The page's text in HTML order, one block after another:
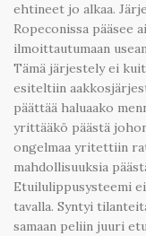
ehtineet jo alkaa.
Ropeconissa pääsee
ilmoittautumaan
Tämä järjestely ei
esiteltiin
päättää haluaako
yrittääkö päästä
ongelmaa yritettiin
mahdollisuuksia
Etuilulippusysteemi
tavalla. Syntyi
samaan peliin juuri